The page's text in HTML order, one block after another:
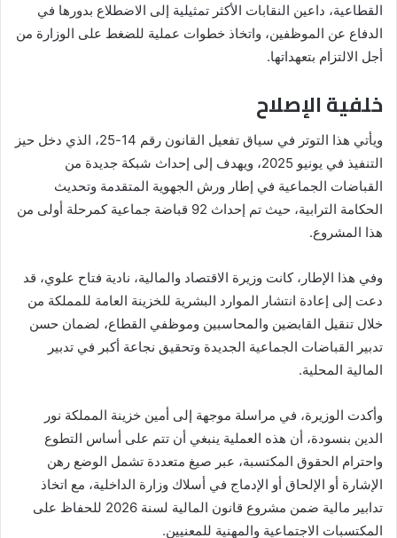
القطاعية، داعين النقابات الأكثر تمثيلية إلى الاضطلاع بدورها في
الدفاع عن الموظفين، واتخاذ خطوات عملية للضغط على الوزارة من
أجل الالتزام بتعهداتها.
خلفية الإصلاح
ويأتي هذا التوتر في سياق تفعيل القانون رقم 14-25، الذي دخل حيز
التنفيذ في يونيو 2025، ويهدف إلى إحداث شبكة جديدة من
القباضات الجماعية في إطار ورش الجهوية المتقدمة وتحديث
الحكامة الترابية، حيث تم إحداث 92 قباضة جماعية كمرحلة أولى من
هذا المشروع.
وفي هذا الإطار، كانت وزيرة الاقتصاد والمالية، نادية فتاح علوي، قد
دعت إلى إعادة انتشار الموارد البشرية للخزينة العامة للمملكة من
خلال تنقيل القابضين والمحاسبين وموظفي القطاع، لضمان حسن
تدبير القباضات الجماعية الجديدة وتحقيق نجاعة أكبر في تدبير
المالية المحلية.
وأكدت الوزيرة، في مراسلة موجهة إلى أمين خزينة المملكة نور
الدين بنسودة، أن هذه العملية ينبغي أن تتم على أساس التطوع
واحترام الحقوق المكتسبة، عبر صيغ متعددة تشمل الوضع رهن
الإشارة أو الإلحاق أو الإدماج في أسلاك وزارة الداخلية، مع اتخاذ
تدابير مالية ضمن مشروع قانون المالية لسنة 2026 للحفاظ على
المكتسبات الاجتماعية والمهنية للمعنيين.